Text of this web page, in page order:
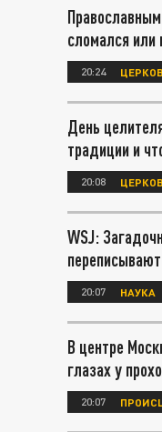
сломался или
20:24
День
традиции и
20:08
WSJ:
20:07 НАУКА
В центре
глазах у
20:07